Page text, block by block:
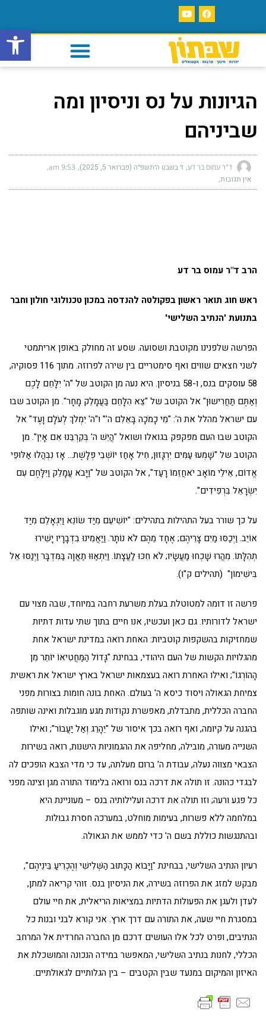
פתח
הגיונות על נס וניסיון ומה
שביניהם
ד"ר עמוס בר דע ז׳ בשבט ה׳תשפ״ה (פברואר 5, 2025) 9:53 am
אין תגובות
הרב ד"ר עמוס בר דע
ראש חוג תואר ראשון בפקולטה להנדסה במכון טכנולוגי חולון וחבר
בתנועת 'הנתיב השלישי'
הפרשה שלפנינו מקוטבת ושסועה. שסע זה מחולק באופן אריתמטי
לשני חצאים שווים ואף סימטריים בין שירה לפרוזה. מתוך 116 פסוקיה,
58 עוסקים בנס, ו-58 בניסיון. היא נעה מן הקוטב של "ה' יִלָּחֵם לָכֶם
וְאַתֶּם תַּחֲרִישוּן" אל הקוטב של "צֵא הִלָּחֵם בַּעֲמָלֵק מָחָר". מן הקוטב שבו
עם ישראל מהלל את ה': "מִי כָמֹכָה בָּאֵלִם ה'" ו"ה' יִמְלֹךְ לְעֹלָם וָעֶד" אל
הקוטב שבו העם מפקפק בגואלו ושואל "הֲיֵשׁ ה' בְּקִרְבֵּנוּ אִם אָיִן". מן
הקוטב של "שָׁמְעוּ עַמִּים יִרְגָּזוּן, חִיל אָחַז יוֹשְׁבֵי פְּלָשֶׁת… אָז נִבְהֲלוּ אַלּוּפֵי
אֱדוֹם, אֵילֵי מוֹאָב יֹאחֲזֵמוֹ רָעַד", אל הקוטב של "וַיָּבֹא עֲמָלֵק וַיִּלָּחֶם עִם
יִשְׂרָאֵל בִּרְפִידִים".
על כך שורר בעל התהילות בתהילים: "יוֹשִׁיעֵם מִיַּד שׂוֹנֵא וַיִּגְאָלֵם מִיַּד
אוֹיֵב. וַיְכַסּוּ מַיִם צָרֵיהֶם; אֶחָד מֵהֶם לֹא נוֹתָר. וַיַּאֲמִינוּ בִדְבָרָיו יָשִׁירוּ
תְהִלָּתוֹ. מִהֲרוּ שָׁכְחוּ מַעֲשָׂיו; לֹא חִכּוּ לַעֲצָתוֹ. וַיִּתְאַוּוּ תַאֲוָה בַּמִּדְבָּר וַיְנַסּוּ אֵל
בִּישִׁימוֹן" (תהילים ק"ו).
פרשה זו דומה למטוטלת בעלת משרעת רחבה במיוחד, שבה מצוי עם
ישראל לדורותיו. גם כאן ועכשיו, אנו חיים בתוך שתי עדות דתיות
שמחזיקות בהשקפות קוטביות: האחת רואה במדינת ישראל אחת
מהגלויות הקשות של העם היהודי, בבחינת "גָּדוֹל הַמַּחֲטִיאוֹ יוֹתֵר מִן
הָהוֹרְגוֹ"; ואילו האחרת רואה בעצמאות ישראל בארץ ישראל את ראשית
צמיחת הגאולה ויסוד כיסא ה' בעולם. האחת בונה חומות בצורות מפני
החברה הכללית, מתבדלת, מאפשרת נקודות מגע מוגבלות ואינה שותפה
בהגנה על קיומה, ואף רואה בכך איסור של "יֵהָרֵג וְאַל יַעֲבוֹר"; ואילו
השנייה מעורה, מובילה, מחליפה את ההגמוניות הישנות, רואה בשירות
הצבאי מצווה נעלה, עבודת ה' ברום מעלתה, עד כי מדי הצבא הופכים לה
לבגדי כהונה. זו תולה את דרכה בנס ורואה בלימוד התורה מגן וצינה מפני
כל פגע ורעה; וזו תולה את דרכה ועלילותיה בנס – מעוניינת היא
במלחמה ללא פשרות, בעימות מוחלט, במערכה חסרת גבולות
ובהתנגשות כוללת בשם ה' כדי לממש את הגאולה.
רעיון הנתיב השלישי, בבחינת "וַיָּבוֹא הַכָּתוּב הַשְּׁלִישִׁי וְהֶכְרִיעַ בֵּינֵיהֶם",
מבקש למזג את הפרוזה בשירה, את הניסיון בנס. זוהי קריאה למתן,
לעדן ולעגן את הפעולות הדתיות במציאות הריאלית, את חיי עולם
במסגרת חיי שעה, את התורה עם דרך ארץ. אני קורא לבני ובנות כל
הנתיבים, ופרט לכל אלו העושים דרכם מן החברה החרדית אל המרחב
הכללי, לחנות בנתיב השלישי, המאפשר במידה הנכונה והמושכלת את
האיזון והמיקום במנעד שבין הקטבים – בין הגלותיים לגאולתיים.